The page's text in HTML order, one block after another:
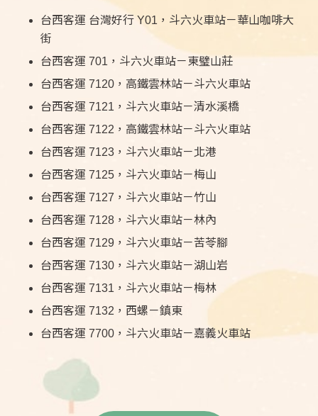
台西客運 台灣好行 Y01，斗六火車站－華山咖啡大
街
台西客運 701，斗六火車站－東璧山莊
台西客運 7120，高鐵雲林站－斗六火車站
台西客運 7121，斗六火車站－清水溪橋
台西客運 7122，高鐵雲林站－斗六火車站
台西客運 7123，斗六火車站－北港
台西客運 7125，斗六火車站－梅山
台西客運 7127，斗六火車站－竹山
台西客運 7128，斗六火車站－林內
台西客運 7129，斗六火車站－苦苓腳
台西客運 7130，斗六火車站－湖山岩
台西客運 7131，斗六火車站－梅林
台西客運 7132，西螺－鎮東
台西客運 7700，斗六火車站－嘉義火車站